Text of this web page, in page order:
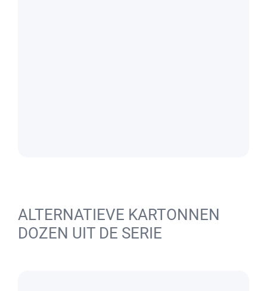
ALTERNATIEVE KARTONNEN
DOZEN UIT DE SERIE